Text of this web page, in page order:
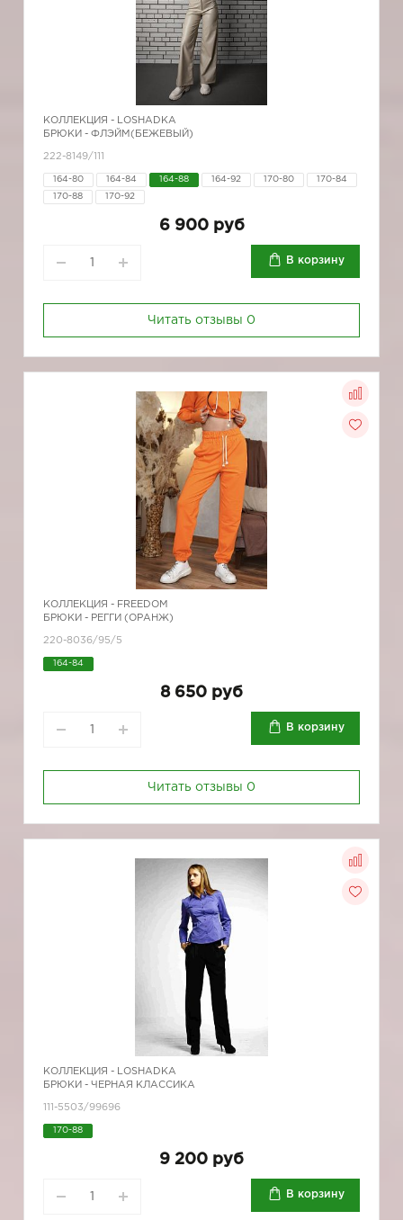
КОЛЛЕКЦИЯ - LOSHADKA
БРЮКИ - ФЛЭЙМ(БЕЖЕВЫЙ)
222-8149/111
164-80 164-84 164-88 164-92 170-80 170-84
170-88 170-92
6 900 руб
В корзину
Читать отзывы 0
КОЛЛЕКЦИЯ - FREEDOM
БРЮКИ - РЕГГИ (ОРАНЖ)
220-8036/95/5
164-84
8 650 руб
В корзину
Читать отзывы 0
КОЛЛЕКЦИЯ - LOSHADKA
БРЮКИ - ЧЕРНАЯ КЛАССИКА
111-5503/99696
170-88
9 200 руб
В корзину